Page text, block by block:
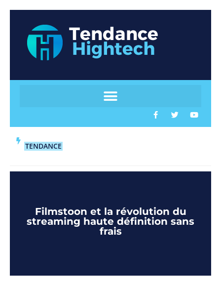
TENDANCE
Filmstoon et la révolution du
streaming haute définition sans
frais